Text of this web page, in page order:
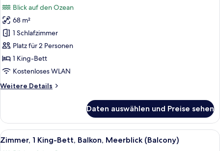
(Balcony)
für
Junior-
Suite,
1 King-
Bett,
Balkon,
(Corner)
Blick auf den Ozean
68 m²
1 Schlafzimmer
Platz für 2 Personen
1 King-Bett
Kostenloses WLAN
Weitere Details
Weitere
Suite,
1 King-
Bett,
Daten auswählen und Preise sehen
Alle
Fotos
Ein modernes Hotelzimmer mit
11
Zimmer, 1 King-Bett, Balkon, Meerblick (Balcony)